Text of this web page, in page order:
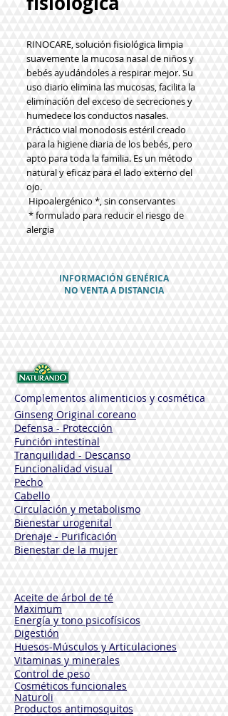
RINOCARE, solución fisiológica limpia
suavemente la mucosa nasal de niños y
bebés ayudándoles a respirar mejor. Su
uso diario elimina las mucosas, facilita la
eliminación del exceso de secreciones y
humedece los conductos nasales.
Práctico vial monodosis estéril creado
para la higiene diaria de los bebés, pero
apto para toda la familia. Es un método
natural y eficaz para el lado externo del
ojo.
Hipoalergénico *, sin conservantes
alergia
INFORMACIÓN GENÉRICA
NO VENTA A DISTANCIA
Complementos alimenticios y cosmética
Ginseng Original coreano
Defensa - Protección
Función intestinal
Tranquilidad - Descanso
Funcionalidad visual
Pecho
Cabello
Circulación y metabolismo
Bienestar urogenital
Drenaje - Purificación
Bienestar de la mujer
Aceite de árbol de té
Maximum
Energía y tono psicofísicos
Digestión
Huesos-Músculos y Articulaciones
Vitaminas y minerales
Control de peso
Cosméticos funcionales
Naturoli
Productos antimosquitos